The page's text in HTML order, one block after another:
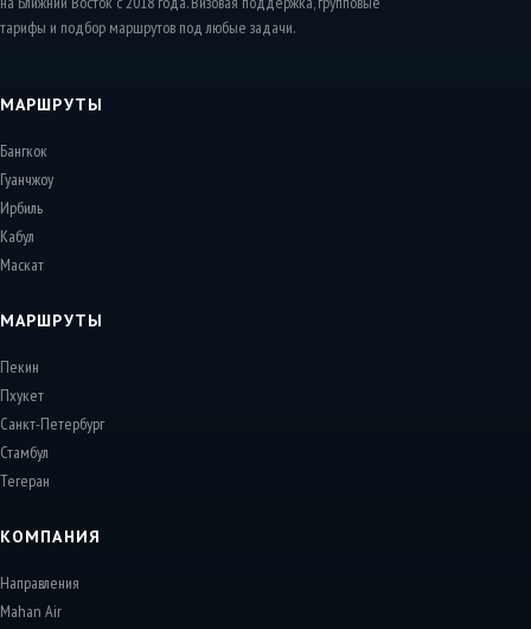
тарифы и подбор маршрутов под любые задачи.
МАРШРУТЫ
Бангкок
Гуанчжоу
Ирбиль
Кабул
Маскат
МАРШРУТЫ
Пекин
Пхукет
Санкт-Петербург
Стамбул
Тегеран
КОМПАНИЯ
Направления
Mahan Air